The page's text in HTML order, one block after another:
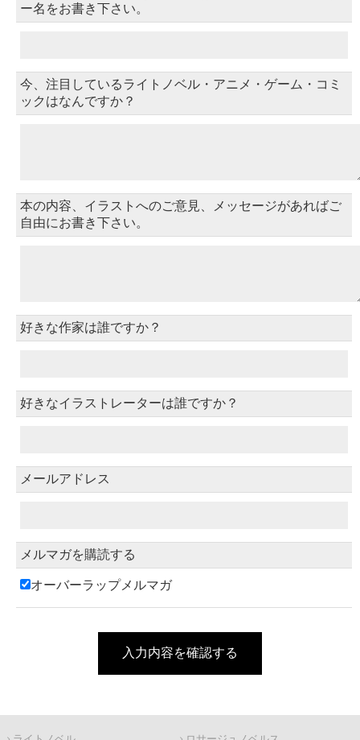
ー名をお書き下さい。
今、注目しているライトノベル・アニメ・ゲーム・コミ
ックはなんですか？
本の内容、イラストへのご意見、メッセージがあればご
自由にお書き下さい。
好きな作家は誰ですか？
好きなイラストレーターは誰ですか？
メールアドレス
メルマガを購読する
オーバーラップメルマガ
入力内容を確認する